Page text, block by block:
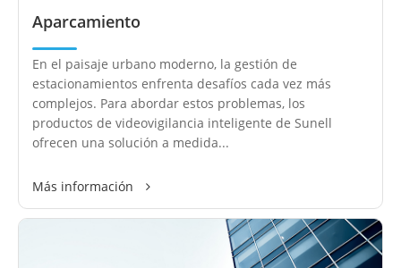
Aparcamiento
En el paisaje urbano moderno, la gestión de
estacionamientos enfrenta desafíos cada vez más
complejos. Para abordar estos problemas, los
productos de videovigilancia inteligente de Sunell
ofrecen una solución a medida...
Más información